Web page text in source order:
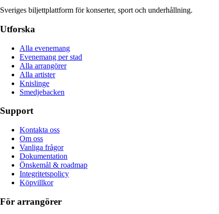
Sveriges biljettplattform för konserter, sport och underhållning.
Utforska
Alla evenemang
Evenemang per stad
Alla arrangörer
Alla artister
Knislinge
Smedjebacken
Support
Kontakta oss
Om oss
Vanliga frågor
Dokumentation
Önskemål & roadmap
Integritetspolicy
Köpvillkor
För arrangörer